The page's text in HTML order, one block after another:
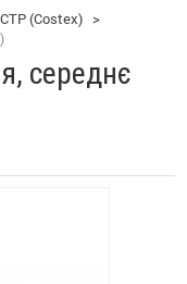
CTP (Costex) >
середнє